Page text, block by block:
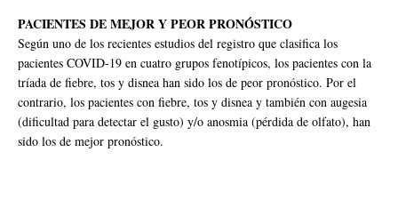
PACIENTES DE MEJOR Y PEOR PRONÓSTICO
Según uno de los recientes estudios del registro que clasifica los
pacientes COVID-19 en cuatro grupos fenotípicos, los pacientes con la
tríada de fiebre, tos y disnea han sido los de peor pronóstico. Por el
contrario, los pacientes con fiebre, tos y disnea y también con augesia
(dificultad para detectar el gusto) y/o anosmia (pérdida de olfato), han
sido los de mejor pronóstico.